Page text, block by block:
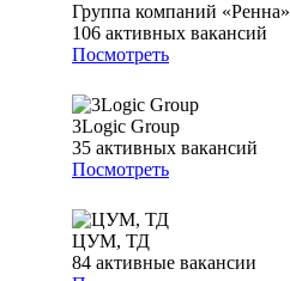
Группа компаний «Ренна»
106 активных вакансий
Посмотреть
3Logic Group
35 активных вакансий
Посмотреть
ЦУМ, ТД
84 активные вакансии